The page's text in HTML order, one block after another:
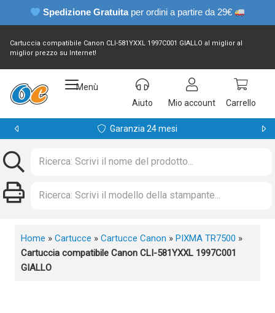
Spedizione Gratuita per ordini a partire da 29€
Cartuccia compatibile Canon CLI-581YXXL 1997C001 GIALLO al miglior al
miglior prezzo su Internet!
Menù
Aiuto
Mio account Carrello
Garanzia 24 mesi
Home » Cartucce » Cartucce Canon » PIXMA TR7500 »
Cartuccia compatibile Canon CLI-581YXXL 1997C001
GIALLO